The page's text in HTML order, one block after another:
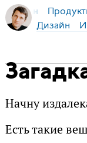
Бирман
Дизайн
Начну
Есть такие